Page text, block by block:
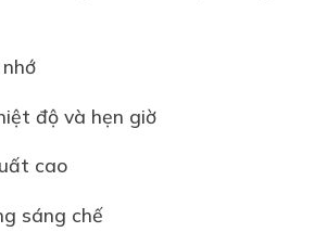
độ và hẹn giờ
cao
sáng chế